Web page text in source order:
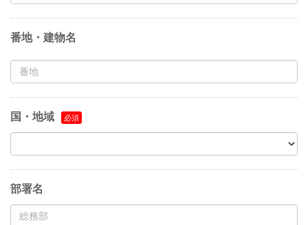
番地・建物名
国・地域
部署名